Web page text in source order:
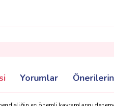
Yorumlar